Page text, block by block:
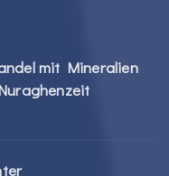
mit Mineralien